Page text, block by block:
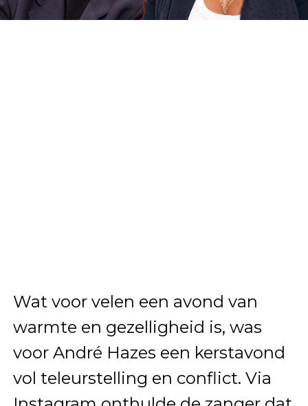
Wat voor velen een avond van
warmte en gezelligheid is, was
voor André Hazes een kerstavond
vol teleurstelling en conflict. Via